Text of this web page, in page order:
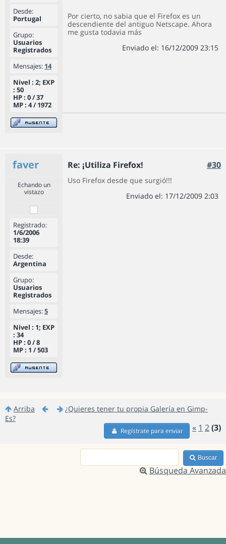
Desde:
Portugal
Grupo:
Usuarios
Registrados
Mensajes: 14
Nivel : 2; EXP
: 50
HP : 0 / 37
MP : 4 / 1972
Por cierto, no sabia que el Firefox es un
descendiente del antiguo Netscape. Ahora
me gusta todavia más
Enviado el: 16/12/2009 23:15
faver Re: ¡Utiliza Firefox! #30
Echando un
vistazo
Registrado:
1/6/2006
18:39
Desde:
Argentina
Grupo:
Usuarios
Registrados
Mensajes:5
Nivel : 1; EXP
: 34
HP : 0 / 8
MP : 1 / 503
Uso Firefox desde que surgió!!!
Enviado el: 17/12/2009 2:03
Arriba
¿Quieres tener tu propia Galería en Gimp-
Es?
« 1 2(3)
Regístrate para enviar
Buscar
Búsqueda Avanzada